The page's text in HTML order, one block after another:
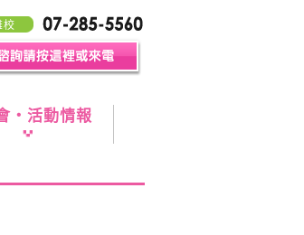
校
・活動情報